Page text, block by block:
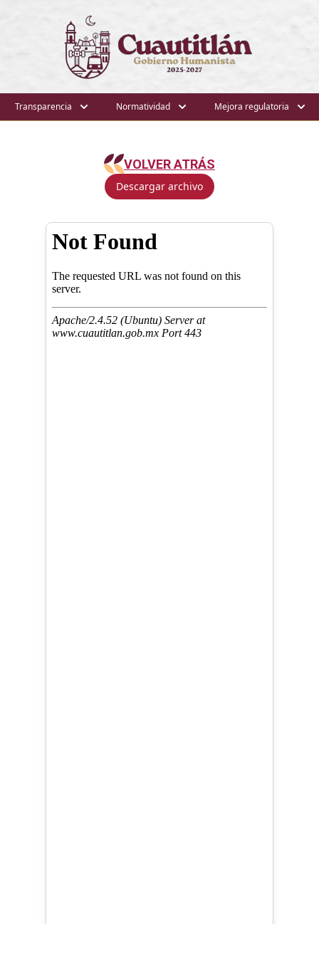
Transparencia Normatividad Mejora regulatoria
VOLVER ATRÁS
Descargar archivo